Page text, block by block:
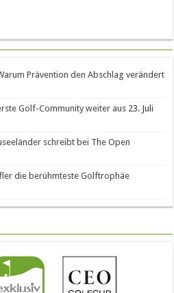
Prävention den Abschlag verändert
Golf-Community weiter aus 23. Juli
schreibt bei The Open
die berühmteste Golftrophäe